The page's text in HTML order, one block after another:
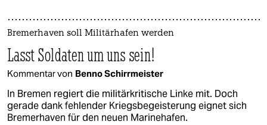
Bremerhaven soll Militärhafen werden
Lasst Soldaten um uns sein!
Kommentar von Benno Schirrmeister
In Bremen regiert die militärkritische Linke mit. Doch
gerade dank fehlender Kriegsbegeisterung eignet sich
Bremerhaven für den neuen Marinehafen.